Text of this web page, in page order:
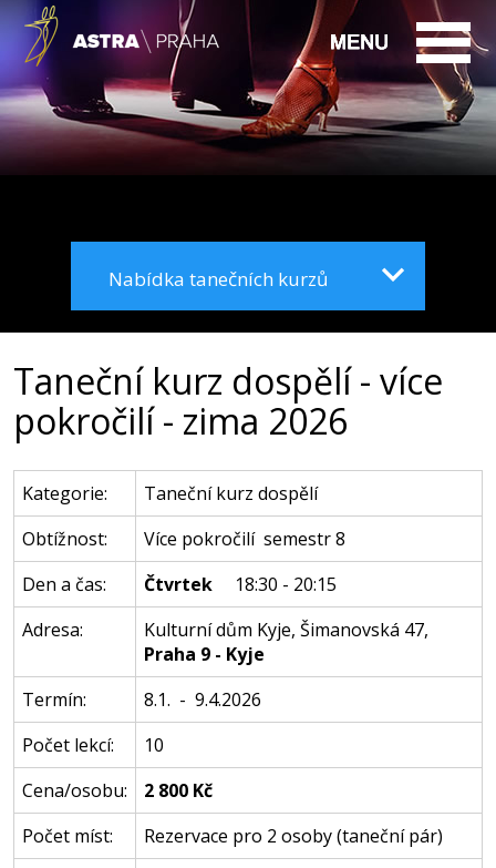
Nabídka tanečních kurzů
Taneční kurz dospělí - více
pokročilí - zima 2026
Kategorie:
Taneční kurz dospělí
Obtížnost:
Více pokročilí semestr 8
Den a čas:
Čtvrtek
18:30 - 20:15
Adresa:
Kulturní dům Kyje, Šimanovská 47,
Praha 9 - Kyje
Termín:
8.1. - 9.4.2026
Počet lekcí:
10
Cena/osobu:
2 800 Kč
Počet míst:
Rezervace pro 2 osoby (taneční pár)